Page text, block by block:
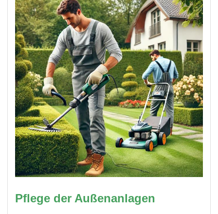
Pflege der Außenanlagen